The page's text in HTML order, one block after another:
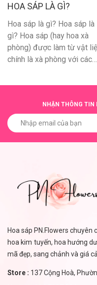
HOA SÁP LÀ GÌ?
Hoa sáp là gì? Hoa sáp là
gì? Hoa sáp (hay hoa xà
phòng) được làm từ vật
chính là xà phòng với các
như hoa tươi, mùi hương
hoa cũng được tạo độ tinh
khiết, dịu nhẹ như hoa thật.
Ngày nay, khi cuộc sống
thần ngày càng hạn hẹp thì
hoa nghệ thuật (hay còn gọi
là hoa giả) được rất nhiều
hoa hay lẵng hoa giống như
hoa thật nhưng lại có thể
dụng từ vài tháng đến vài
năm, điều này giúp người
NHẬN THÔNG TIN
Hoa sáp PN.Flowers
hoa kim tuyến, hoa hướng
mã đẹp, sang chảnh và giá
Store : 137 Cộng Hoà,